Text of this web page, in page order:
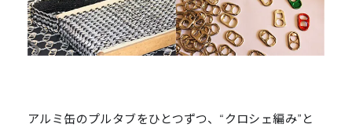
アルミ缶のプルタブをひとつずつ、“クロシェ編み”と